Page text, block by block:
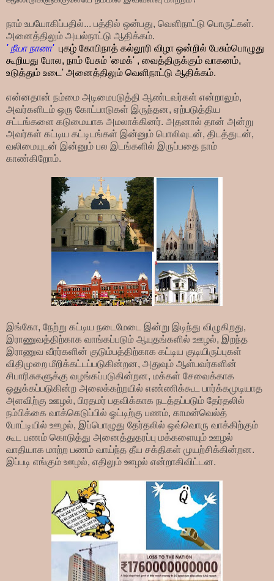
நாம் உபயோகிப்பதில்... பத்தில் ஒன்பது, வெளிநாட்டு பொருட்கள்.
அனைத்திலும் அயல்நாட்டு ஆதிக்கம்.
' நீயா நானா' புகழ் கோபிநாத் கல்லூரி விழா ஒன்றில் பேசும்பொழுது
கூறியது போல, நாம் பேசும் 'மைக்' , வைத்திருக்கும் வாகனம்,
உடுத்தும் உடை' அனைத்திலும் வெளிநாட்டு ஆதிக்கம்.
என்னதான் நம்மை அடிமைபடுத்தி ஆண்டவர்கள் என்றாலும்,
அவர்களிடம் ஒரு கோட்பாடுகள் இருந்தன, ஏற்படுத்திய
சட்டங்களை கடுமையாக அமலாக்கினர். அதனால் தான் அன்று
அவர்கள் கட்டிய கட்டிடங்கள் இன்னும் பொலிவுடன், திடத்துடன்,
வலிமையுடன் இன்னும் பல இடங்களில் இருப்பதை நாம்
காண்கிறோம்.
இங்கோ, நேற்று கட்டிய நடைமேடை இன்று இடிந்து விழுகிறது,
இராணுவத்திற்காக வாங்கப்படும் ஆயுதங்களில் ஊழல், இறந்த
இராணுவ வீரர்களின் குடும்பத்திற்காக கட்டிய குடியிருப்புகள்
விதிமுறை மீறிக்கட்டப்படுகின்றன, அதுவும் ஆள்பவர்களின்
சிபாரிசுகளுக்கு வழங்கப்படுகின்றன, மக்கள் சேவைக்காக
ஒதுக்கப்படுகின்ற அலைக்கற்றயில் எண்ணிக்கூட பார்க்கமுடியாத
அளவிற்கு ஊழல், பிரதமர் பதவிக்காக நடத்தப்படும் தேர்தலில்
நம்பிக்கை வாக்கெடுப்பில் ஓட்டிற்கு பணம், காமன்வெல்த்
போட்டியில் ஊழல், இப்பொழுது தேர்தலில் ஒவ்வொரு வாக்கிற்கும்
கூட பணம் கொடுத்து அனைத்துதரப்பு மக்களையும் ஊழல்
வாதியாக மாற்ற பணம் வாய்ந்த தீய சக்திகள் முயற்சிக்கின்றன.
இப்படி எங்கும் ஊழல், எதிலும் ஊழல் என்றாகிவிட்டன.